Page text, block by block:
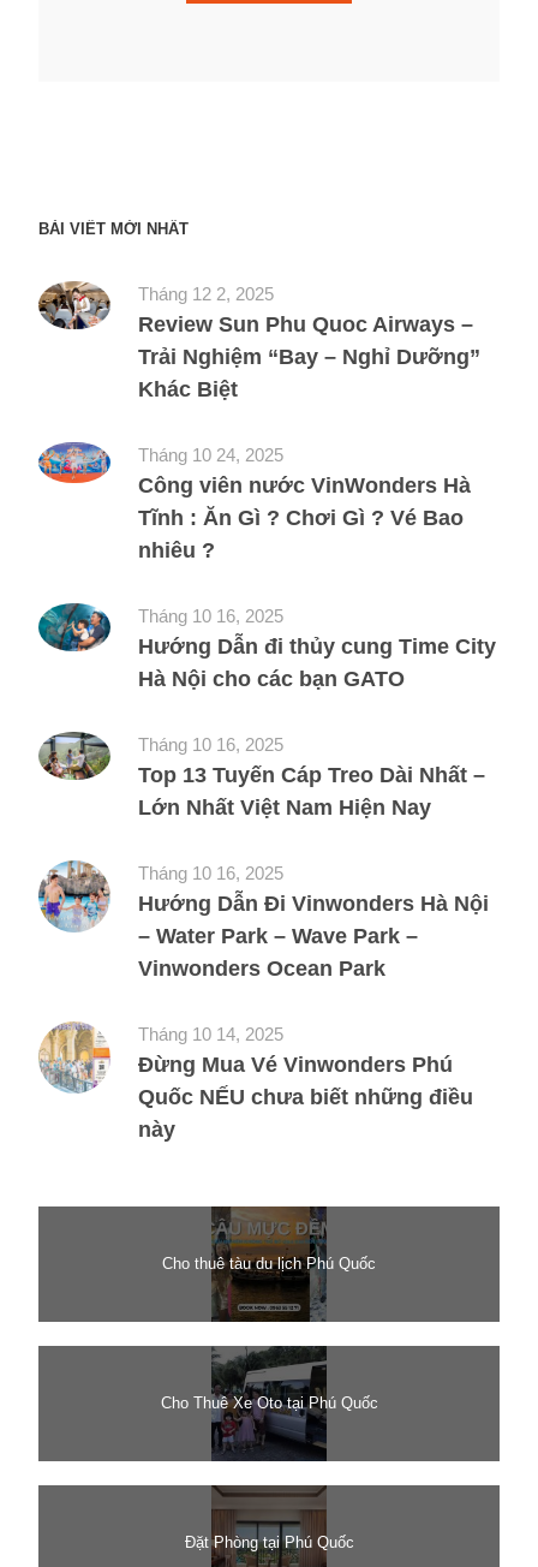
BÀI VIẾT MỚI NHẤT
Tháng 12 2, 2025
Review Sun Phu Quoc Airways –
Trải Nghiệm “Bay – Nghỉ Dưỡng”
Khác Biệt
Tháng 10 24, 2025
Công viên nước VinWonders Hà
Tĩnh : Ăn Gì ? Chơi Gì ? Vé Bao
nhiêu ?
Tháng 10 16, 2025
Hướng Dẫn đi thủy cung Time City
Hà Nội cho các bạn GATO
Tháng 10 16, 2025
Top 13 Tuyến Cáp Treo Dài Nhất –
Lớn Nhất Việt Nam Hiện Nay
Tháng 10 16, 2025
Hướng Dẫn Đi Vinwonders Hà Nội
– Water Park – Wave Park –
Vinwonders Ocean Park
Tháng 10 14, 2025
Đừng Mua Vé Vinwonders Phú
Quốc NẾU chưa biết những điều
này
Cho thuê tàu du lịch Phú Quốc
Cho Thuê Xe Oto tại Phú Quốc
Đặt Phòng tại Phú Quốc